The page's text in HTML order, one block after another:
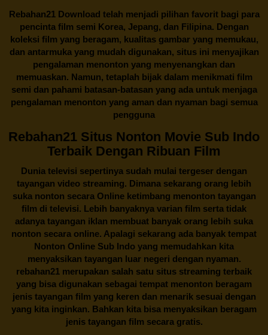
Rebahan21Download telah menjadi pilihan favorit bagi para
pencinta film semi Korea, Jepang, dan Filipina. Dengan
koleksi film yang beragam, kualitas gambar yang memukau,
dan antarmuka yang mudah digunakan, situs ini menyajikan
pengalaman menonton yang menyenangkan dan
memuaskan. Namun, tetaplah bijak dalam menikmati film
semi dan pahami batasan-batasan yang ada untuk menjaga
pengalaman menonton yang aman dan nyaman bagi semua
pengguna
Rebahan21 Situs Nonton Movie Sub Indo
Terbaik Dengan Ribuan Film
Dunia televisi sepertinya sudah mulai tergeser dengan
tayangan video streaming. Dimana sekarang orang lebih
suka nonton secara Online ketimbang menonton tayangan
film di televisi. Lebih banyaknya varian film serta tidak
adanya tayangan iklan membuat banyak orang lebih suka
nonton secara online. Apalagi sekarang ada banyak tempat
Nonton Online Sub Indo yang memudahkan kita
menyaksikan tayangan luar negeri dengan nyaman.
rebahan21 merupakan salah satu situs streaming terbaik
yang bisa digunakan sebagai tempat menonton beragam
jenis tayangan film yang keren dan menarik sesuai dengan
yang kita inginkan. Bahkan kita bisa menyaksikan beragam
jenis tayangan film secara gratis.